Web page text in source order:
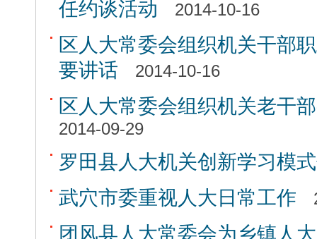
任约谈活动
2014-10-16
区人大常委会组织机关干部
要讲话
2014-10-16
区人大常委会组织机关老干
2014-09-29
罗田县人大机关创新学习模
武穴市委重视人大日常工作
团风县人大常委会为乡镇人